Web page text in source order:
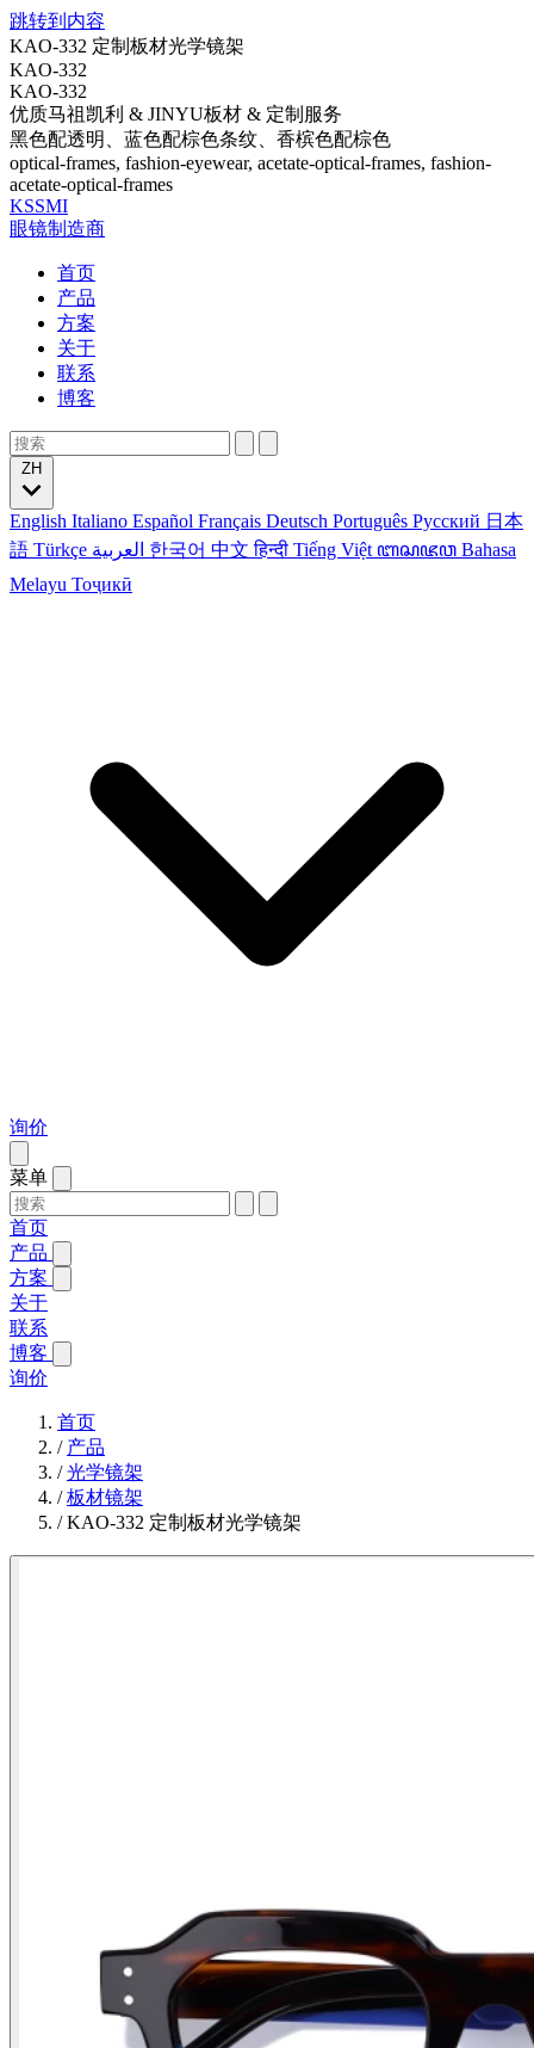
跳转到内容
KAO-332 定制板材光学镜架
KAO-332
KAO-332
优质马祖凯利 & JINYU板材 & 定制服务
黑色配透明、蓝色配棕色条纹、香槟色配棕色
optical-frames, fashion-eyewear, acetate-optical-frames, fashion-
acetate-optical-frames
KSSMI
眼镜制造商
首页
产品
方案
关于
联系
博客
English Italiano Español Français Deutsch Português Русский 日本
語 Türkçe 한국어 中文हिन्दी Tiếng Việt ꦧꦱꦗꦮ Bahasa
Melayu Тоҷикӣ
询价
菜单
首页
产品
方案
关于
联系
博客
询价
首页
/ 产品
/光学镜架
/板材镜架
/KAO-332 定制板材光学镜架